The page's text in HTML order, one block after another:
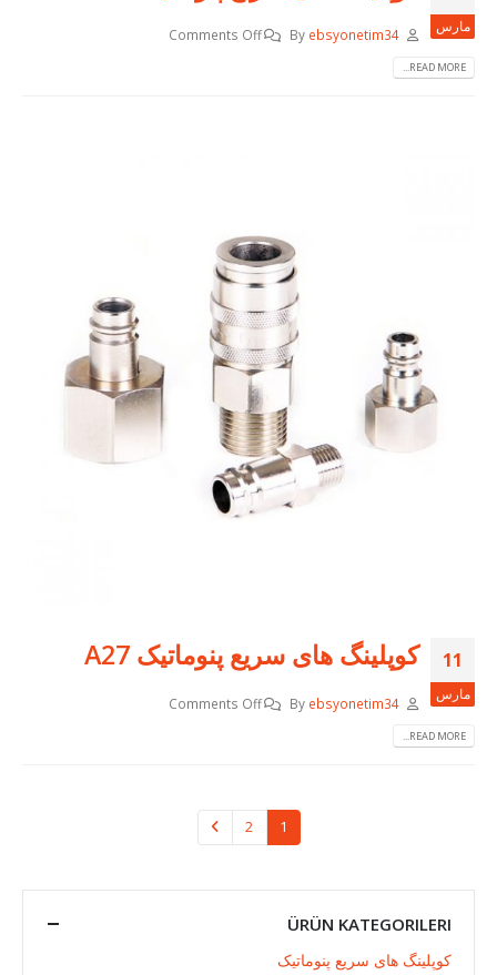
مارس
By ebsyonetim34
Comments Off
READ MORE...
11
مارس
کوپلینگ های سریع پنوماتیک A27
By ebsyonetim34
Comments Off
READ MORE...
1
2
ÜRÜN KATEGORILERI
کوپلینگ های سریع پنوماتیک